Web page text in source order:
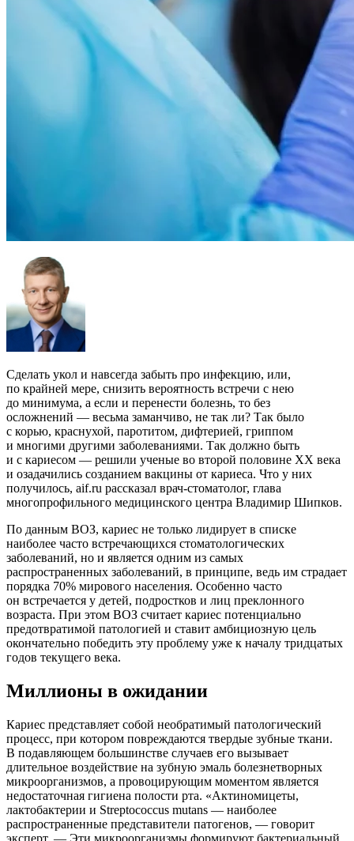
Сделать укол и навсегда забыть про инфекцию, или,
по крайней мере, снизить вероятность встречи с нею
до минимума, а если и перенести болезнь, то без
осложнений — весьма заманчиво, не так ли? Так было
с корью, краснухой, паротитом, дифтерией, гриппом
и многими другими заболеваниями. Так должно быть
и с кариесом — решили ученые во второй половине XX века
и озадачились созданием вакцины от кариеса. Что у них
получилось, aif.ru рассказал врач-стоматолог, глава
многопрофильного медицинского центра Владимир Шипков.
По данным ВОЗ, кариес не только лидирует в списке
наиболее часто встречающихся стоматологических
заболеваний, но и является одним из самых
распространенных заболеваний, в принципе, ведь им страдает
порядка 70% мирового населения. Особенно часто
он встречается у детей, подростков и лиц преклонного
возраста. При этом ВОЗ считает кариес потенциально
предотвратимой патологией и ставит амбициозную цель
окончательно победить эту проблему уже к началу тридцатых
годов текущего века.
Миллионы в ожидании
Кариес представляет собой необратимый патологический
процесс, при котором повреждаются твердые зубные ткани.
В подавляющем большинстве случаев его вызывает
длительное воздействие на зубную эмаль болезнетворных
микроорганизмов, а провоцирующим моментом является
недостаточная гигиена полости рта. «Актиномицеты,
лактобактерии и Streptococcus mutans — наиболее
распространенные представители патогенов, — говорит
эксперт. — Эти микроорганизмы формируют бактериальный